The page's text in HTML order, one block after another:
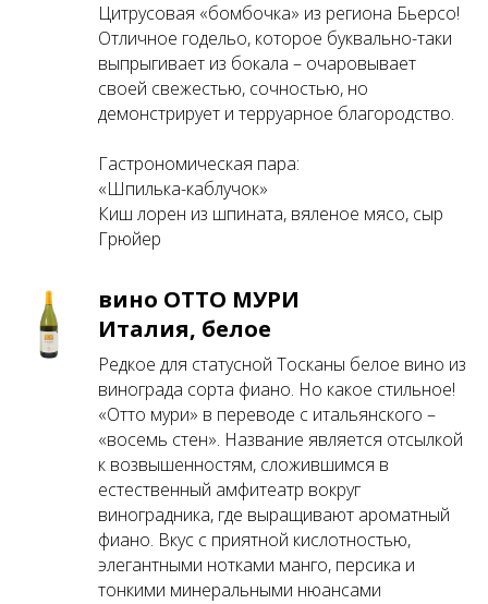
Цитрусовая «бомбочка» из региона Бьерсо!
Отличное годельо, которое буквально-таки
выпрыгивает из бокала – очаровывает
своей свежестью, сочностью, но
демонстрирует и терруарное благородство.
Гастрономическая пара:
«Шпилька-каблучок»
Киш лорен из шпината, вяленое мясо, сыр
Грюйер
вино ОТТО МУРИ
Италия, белое
Редкое для статусной Тосканы белое вино из
винограда сорта фиано. Но какое стильное!
«Отто мури» в переводе с итальянского –
«восемь стен». Название является отсылкой
к возвышенностям, сложившимся в
естественный амфитеатр вокруг
виноградника, где выращивают ароматный
фиано. Вкус с приятной кислотностью,
элегантными нотками манго, персика и
тонкими минеральными нюансами